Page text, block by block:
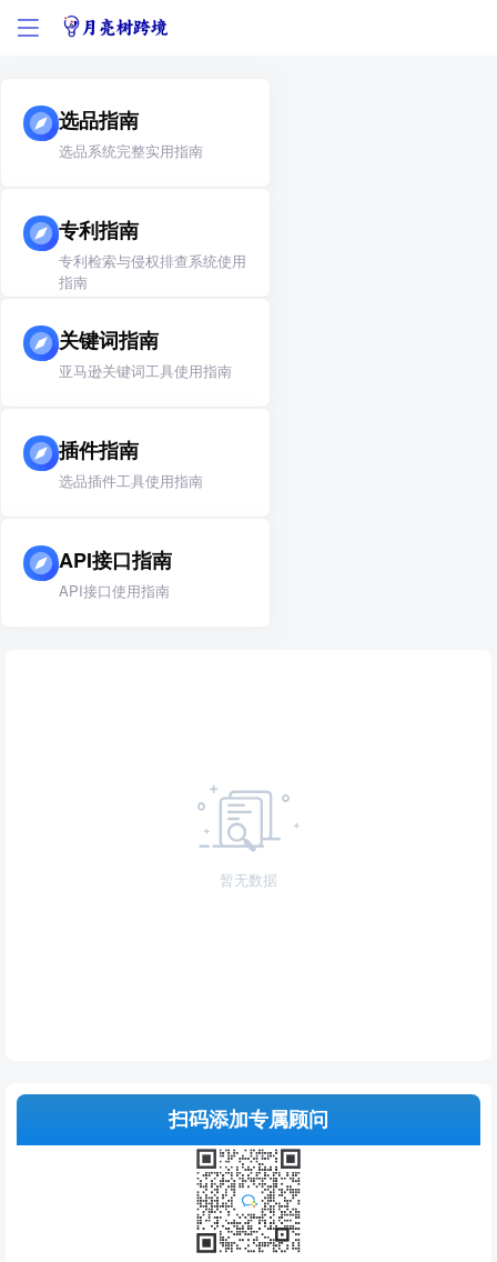
选品指南
选品系统完整实用指南
专利指南
专利检索与侵权排查系统使用
指南
关键词指南
亚马逊关键词工具使用指南
插件指南
选品插件工具使用指南
API接口指南
API接口使用指南
暂无数据
扫码添加专属顾问